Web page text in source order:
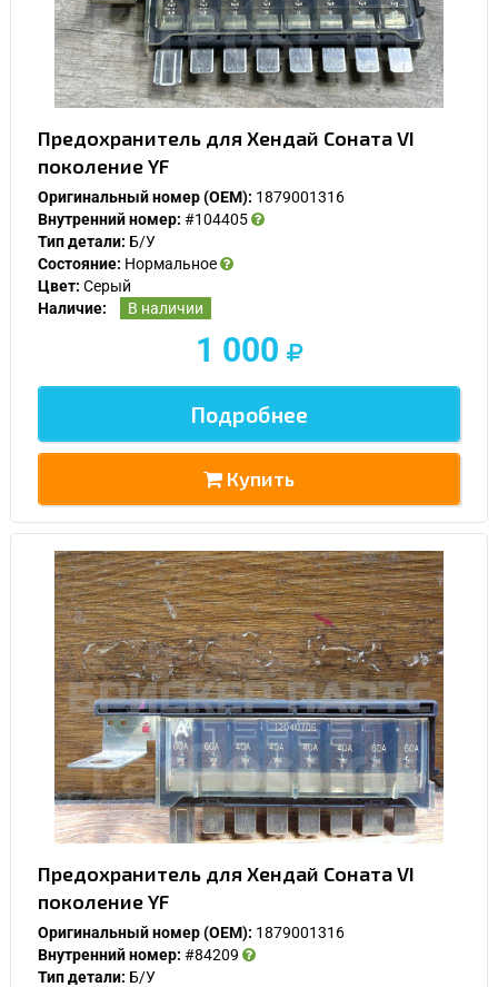
Предохранитель для Хендай Соната VI
поколение YF
Оригинальный номер (OEM): 1879001316
Внутренний номер: #104405
Тип детали: Б/У
Состояние: Нормальное
Цвет: Серый
Наличие:
В наличии
1 000
Подробнее
Купить
Предохранитель для Хендай Соната VI
поколение YF
Оригинальный номер (OEM): 1879001316
Внутренний номер: #84209
Тип детали: Б/У